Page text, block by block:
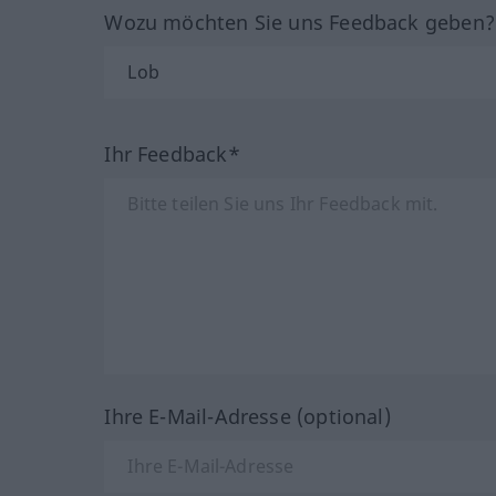
Wozu möchten Sie uns Feedback
Ihr Feedback*
Ihre E-Mail-Adresse (optional)